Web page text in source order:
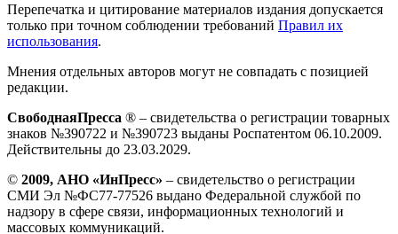
Перепечатка и цитирование материалов издания допускается
только при точном соблюдении требований Правил их
использования.
Мнения отдельных авторов могут не совпадать с позицией
редакции.
СвободнаяПресса ® – свидетельства о регистрации товарных
знаков №390722 и №390723 выданы Роспатентом 06.10.2009.
Действительны до 23.03.2029.
© 2009, АНО «ИнПресс» – свидетельство о регистрации
СМИ Эл №ФС77-77526 выдано Федеральной службой по
надзору в сфере связи, информационных технологий и
массовых коммуникаций.